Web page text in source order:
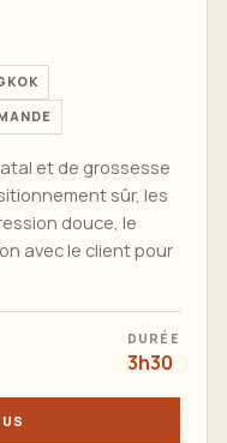
et de grossesse
sûr, les
douce, le
avec le client pour
DURÉE
3h30